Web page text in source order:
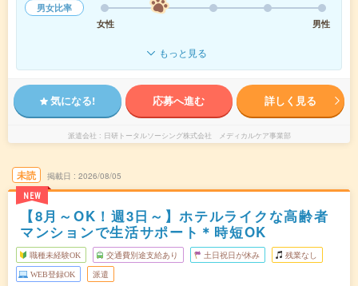
男女比率
女性
男性
もっと見る
気になる! 応募へ進む 詳しく見る
派遣会社 日研トータルソーシング株式会社 メディカルケア事業部
未読
NEW
掲載日 2026/08/05
【8月～OK！週3日～】ホテルライクな高齢者
マンションで生活サポート＊時短OK
職種未経験OK 交通費別途支給あり 土日祝日が休み 残業なし
WEB登録OK 派遣